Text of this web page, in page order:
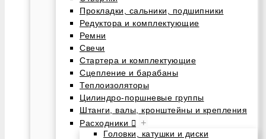
Прокладки, сальники, подшипники
Редуктора и комплектующие
Ремни
Свечи
Стартера и комплектующие
Сцепление и барабаны
Теплоизоляторы
Цилиндро-поршневые группы
Штанги, валы, кронштейны и крепления
Расходники
+
Головки, катушки и диски